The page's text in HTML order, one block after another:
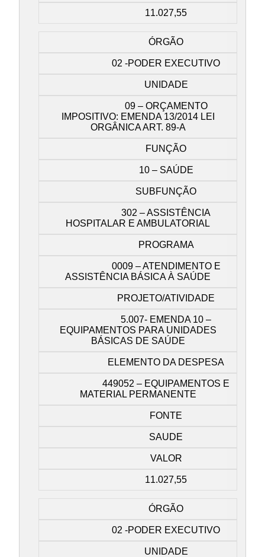
11.027,55
ÓRGÃO
02 -PODER EXECUTIVO
UNIDADE
09 – ORÇAMENTO
IMPOSITIVO: EMENDA 13/2014 LEI
ORGÂNICA ART. 89-A
FUNÇÃO
10 – SAÚDE
SUBFUNÇÃO
302 – ASSISTÊNCIA
HOSPITALAR E AMBULATORIAL
PROGRAMA
0009 – ATENDIMENTO E
ASSISTÊNCIA BÁSICA À SAÚDE
PROJETO/ATIVIDADE
5.007- EMENDA 10 –
EQUIPAMENTOS PARA UNIDADES
BÁSICAS DE SAÚDE
ELEMENTO DA DESPESA
449052 – EQUIPAMENTOS E
MATERIAL PERMANENTE
FONTE
SAUDE
VALOR
11.027,55
ÓRGÃO
02 -PODER EXECUTIVO
UNIDADE